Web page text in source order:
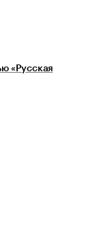
«Русская